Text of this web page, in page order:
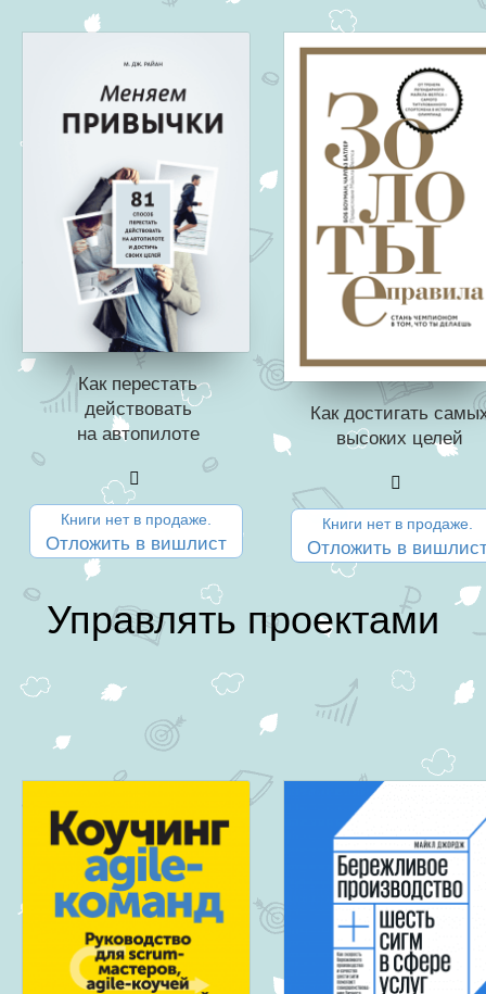
Как перестать
действовать
на автопилоте
Книги нет в продаже.
Отложить в вишлист
Как достигать
высоких целей
Книги нет в продаже.
Отложить в
Управлять проектами